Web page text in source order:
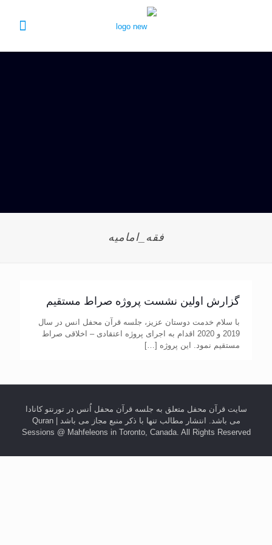
فقه_امامیه
گزارش اولین نشست پروژه صراط مستقیم
با سلام خدمت دوستان عزیز، جلسه قرآن محفل انس در سال
2019 و 2020 اقدام به اجرای پروژه اعتقادی – اخلاقی صراط
مستقیم نمود. این پروژه […]
سایت قرآن محفل متعلق به جلسه قرآن محفل اُنس در تورنتو کانادا
می باشد. انتشار مطالب تنها با ذکر منبع مجاز می باشد | Quran
Sessions @ Mahfeleons in Toronto, Canada. All Rights Reserved